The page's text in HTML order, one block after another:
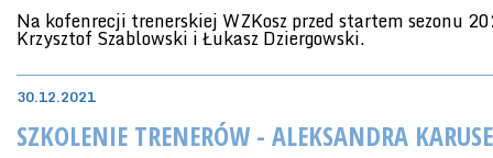
Na kofenrecji trenerskiej WZKosz przed startem sezonu
Krzysztof Szablowski i Łukasz Dziergowski.
30.12.2021
SZKOLENIE TRENERÓW - ALEKSANDRA